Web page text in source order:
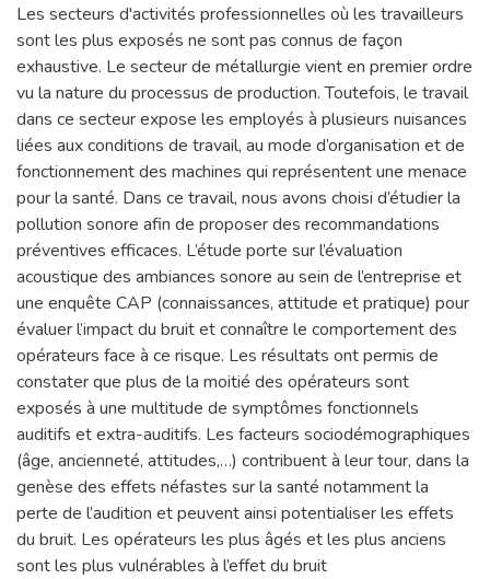
Les secteurs d'activités professionnelles où les travailleurs
sont les plus exposés ne sont pas connus de façon
exhaustive. Le secteur de métallurgie vient en premier ordre
vu la nature du processus de production. Toutefois, le travail
dans ce secteur expose les employés à plusieurs nuisances
liées aux conditions de travail, au mode d’organisation et de
fonctionnement des machines qui représentent une menace
pour la santé. Dans ce travail, nous avons choisi d’étudier la
pollution sonore afin de proposer des recommandations
préventives efficaces. L’étude porte sur l’évaluation
acoustique des ambiances sonore au sein de l’entreprise et
une enquête CAP (connaissances, attitude et pratique) pour
évaluer l’impact du bruit et connaître le comportement des
opérateurs face à ce risque. Les résultats ont permis de
constater que plus de la moitié des opérateurs sont
exposés à une multitude de symptômes fonctionnels
auditifs et extra-auditifs. Les facteurs sociodémographiques
(âge, ancienneté, attitudes,…) contribuent à leur tour, dans la
genèse des effets néfastes sur la santé notamment la
perte de l’audition et peuvent ainsi potentialiser les effets
du bruit. Les opérateurs les plus âgés et les plus anciens
sont les plus vulnérables à l’effet du bruit